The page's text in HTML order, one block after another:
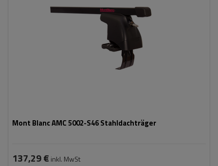
Mont Blanc AMC 5002-S46 Stahldachträger
137,29 € inkl. MwSt